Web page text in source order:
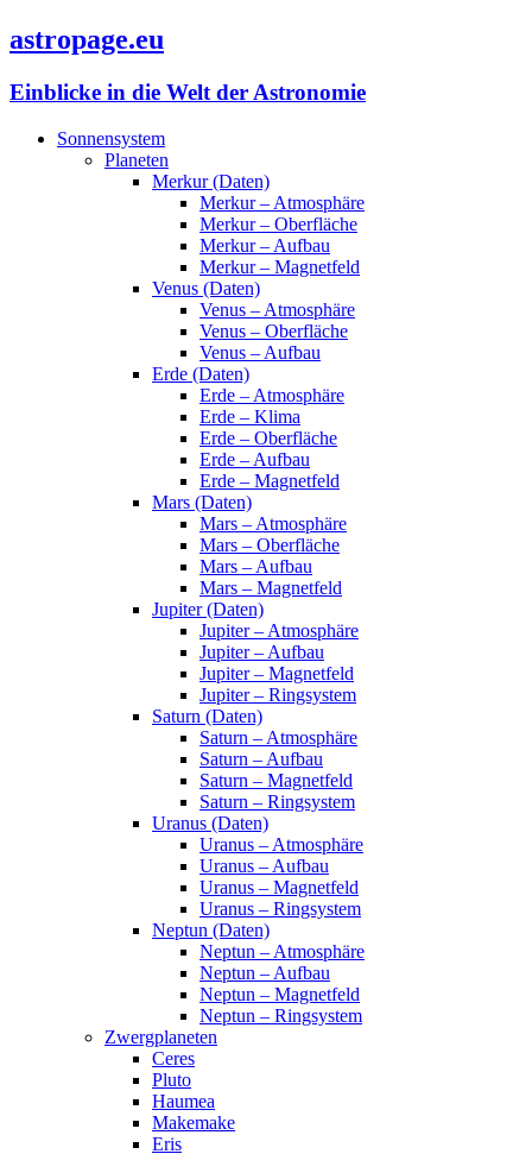
astropage.eu
Einblicke in die Welt der Astronomie
Sonnensystem
Planeten
Merkur (Daten)
Merkur – Atmosphäre
Merkur – Oberfläche
Merkur – Aufbau
Merkur – Magnetfeld
Venus (Daten)
Venus – Atmosphäre
Venus – Oberfläche
Venus – Aufbau
Erde (Daten)
Erde – Atmosphäre
Erde – Klima
Erde – Oberfläche
Erde – Aufbau
Erde – Magnetfeld
Mars (Daten)
Mars – Atmosphäre
Mars – Oberfläche
Mars – Aufbau
Mars – Magnetfeld
Jupiter (Daten)
Jupiter – Atmosphäre
Jupiter – Aufbau
Jupiter – Magnetfeld
Jupiter – Ringsystem
Saturn (Daten)
Saturn – Atmosphäre
Saturn – Aufbau
Saturn – Magnetfeld
Saturn – Ringsystem
Uranus (Daten)
Uranus – Atmosphäre
Uranus – Aufbau
Uranus – Magnetfeld
Uranus – Ringsystem
Neptun (Daten)
Neptun – Atmosphäre
Neptun – Aufbau
Neptun – Magnetfeld
Neptun – Ringsystem
Zwergplaneten
Ceres
Pluto
Haumea
Makemake
Eris